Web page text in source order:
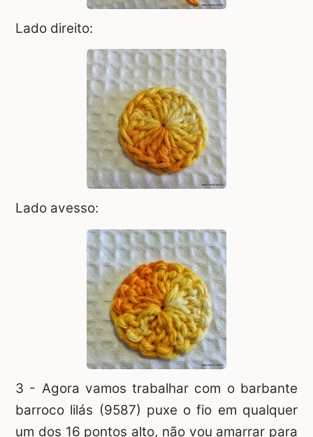
Lado direito:
Lado avesso:
3 - Agora vamos trabalhar com o barbante
barroco lilás (9587) puxe o fio em qualquer
um dos 16 pontos alto, não vou amarrar para